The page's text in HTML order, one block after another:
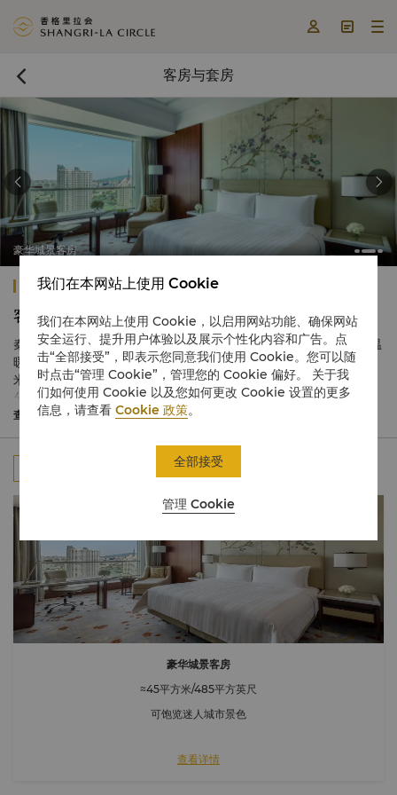
  
 客房与套房
豪华城景客房
 
秦皇岛香格里拉
客房与套房
秦皇岛香格里拉共设有323间客房和套房，典雅实用的装潢，配搭温
暖富有品味的色调，让人倍感惬意。每间客房面积为45-135平方
米，宾客置身于此，可透过落地窗饱览风景如画的渤海景色。大部
分客房设有宽敞的阳台，坐在供放松之用的座椅上，欣赏迷人的海
景。豪华阁海景客房位于酒店16-22层，为追求高标准入住环境的宾
查看更多
行政楼层 套房
豪华城景客房
≈45平方米/485平方英尺
可饱览迷人城市景色
查看详情
我们在本网站上使用 Cookie
我们在本网站上使用 Cookie，以启用网站功能、确保网站
安全运行、提升用户体验以及展示个性化内容和广告。点
击“全部接受”，即表示您同意我们使用 Cookie。您可以随
时点击“管理 Cookie”，管理您的 Cookie 偏好。 关于我
们如何使用 Cookie 以及您如何更改 Cookie 设置的更多
信息，请查看Cookie 政策。
管理 Cookie
全部接受